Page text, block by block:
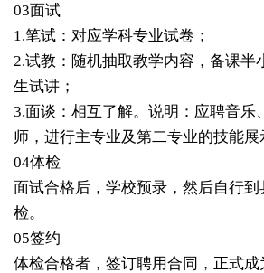
03面试
1.笔试：对应学科专业试卷；
2.试教：随机抽取教学内容，备课半
生试讲；
3.面谈：相互了解。说明：应聘音乐
师，进行主专业及第二专业的技能展
04体检
面试合格后，学校预录，然后自行
检。
05签约
体检合格者，签订聘用合同，正式